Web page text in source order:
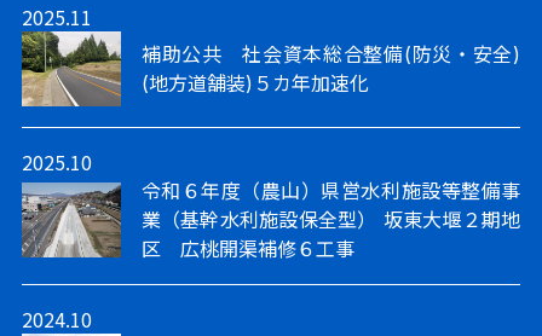
2025.11
補助公共 社会資本総合整備(防災・安全)
(地方道舗装)５カ年加速化
2025.10
令和６年度（農山）県営水利施設等整備事
業（基幹水利施設保全型） 坂東大堰２期地
区 広桃開渠補修６工事
2024.10